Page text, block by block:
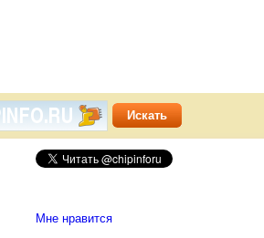
Мне нравится